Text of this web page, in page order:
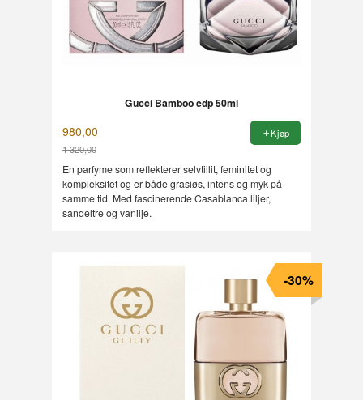
Gucci Bamboo edp 50ml
980,00
1 320,00
Rabatt
Kjøp
En parfyme som reflekterer selvtillit, feminitet og
kompleksitet og er både grasiøs, intens og myk på
samme tid. Med fascinerende Casablanca liljer,
sandeltre og vanilje.
-30%